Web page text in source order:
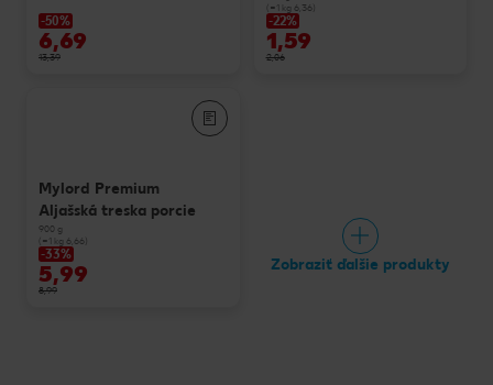
-50%
6,69
13,39
(=1 kg 6,36)
-22%
1,59
2,06
Mylord Premium
Aljašská treska porcie
900 g
(=1 kg 6,66)
-33%
5,99
8,99
Zobraziť ďalšie produkty